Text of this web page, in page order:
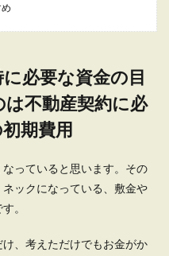
辛いと感じる社会人へ。
瞬間と対処法
と同時に、一人暮らしを始める方
する方法
必要な資金の目
不動産契約に必
期費用
っていると思います。その
ックになっている、敷金や
。
、考えただけでもお金がか